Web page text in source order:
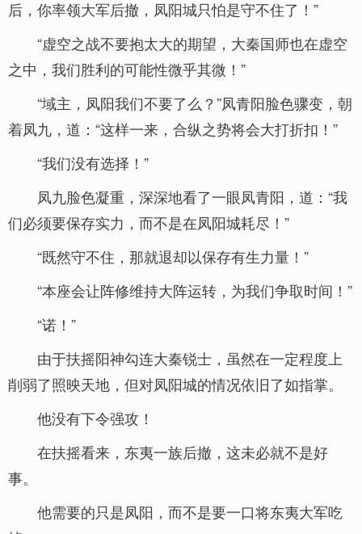
后，你率领大军后撤，凤阳城只怕是守不住了！”
“虚空之战不要抱太大的期望，大秦国师也在虚空
之中，我们胜利的可能性微乎其微！”
“域主，凤阳我们不要了么？”凤青阳脸色骤变，朝
着凤九，道：“这样一来，合纵之势将会大打折扣！”
“我们没有选择！”
凤九脸色凝重，深深地看了一眼凤青阳，道：“我
们必须要保存实力，而不是在凤阳城耗尽！”
“既然守不住，那就退却以保存有生力量！”
“本座会让阵修维持大阵运转，为我们争取时间！”
“诺！”
由于扶摇阳神勾连大秦锐士，虽然在一定程度上
削弱了照映天地，但对凤阳城的情况依旧了如指掌。
他没有下令强攻！
在扶摇看来，东夷一族后撤，这未必就不是好
事。
他需要的只是凤阳，而不是要一口将东夷大军吃